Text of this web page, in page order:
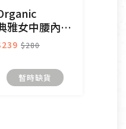
水洗或污損者。
口罩等私人消耗性產
品除商品本身有瑕疵
例外情事適用準
女中腰內褲(涼感環保)-奶茶色
$280
暫時缺貨